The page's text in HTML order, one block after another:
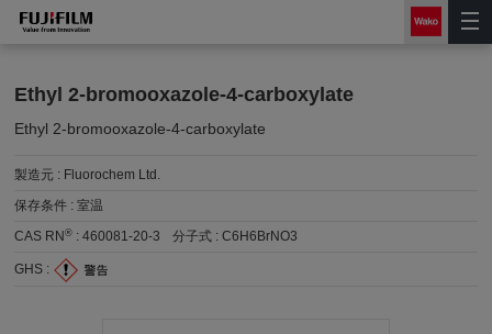
Ethyl 2-bromooxazole-4-carboxylate
Ethyl 2-bromooxazole-4-carboxylate
製造元 : Fluorochem Ltd.
保存条件 :室温
CAS RN® :460081-20-3 分子式 :C6H6BrNO3
GHS :